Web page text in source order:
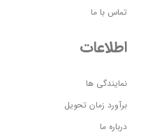
تماس با ما
اطلاعات
نمایندگی ها
برآورد زمان تحویل
درباره ما